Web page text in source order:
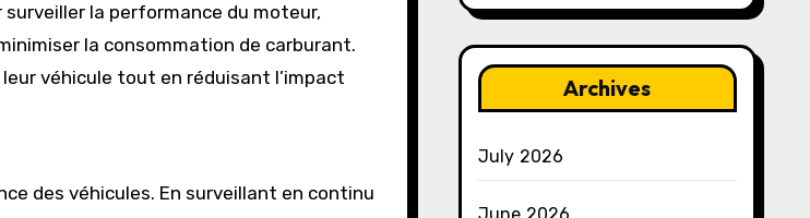
la performance du moteur,
la consommation de carburant.
véhicule tout en réduisant l’impact
des véhicules. En surveillant en continu
Archives
July 2026